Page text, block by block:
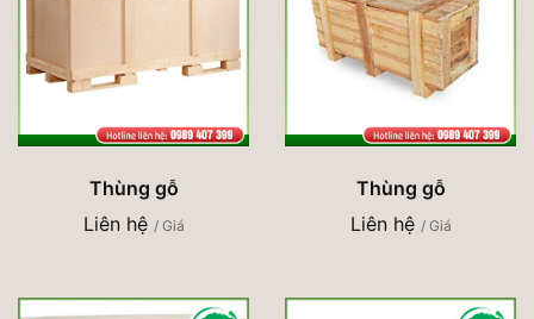
Thùng gỗ
Liên hệ / Giá
Thùng gỗ
Liên hệ / Giá